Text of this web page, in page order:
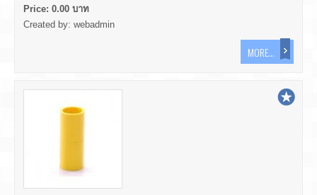
Price: 0.00 บาท
Created by: webadmin
MORE...